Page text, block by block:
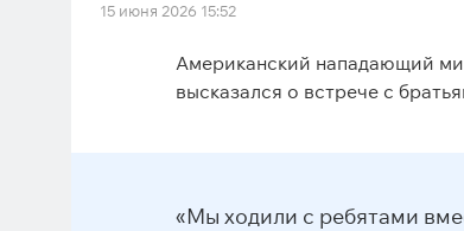
15 июня 2026 15:52
Американский нападающий
высказался о встрече с
«Мы ходили с ребятами